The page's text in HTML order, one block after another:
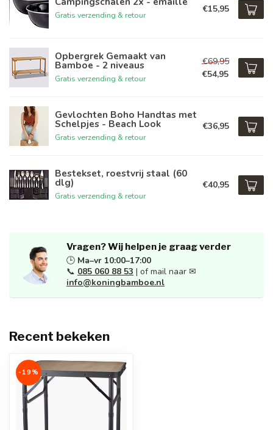
Gratis verzending & retour
€15,95
Opbergrek Gemaakt van
Bamboe - 2 niveaus
Gratis verzending & retour
€69,95
€54,95
Gevlochten Boho Handtas met
Schelpjes - Beach Look
Gratis verzending & retour
€36,95
Bestekset, roestvrij staal (60
dlg)
Gratis verzending & retour
€40,95
Vragen? Wij helpen je graag verder
🕒 Ma–vr 10:00–17:00
📞 085 060 88 53 | of mail naar ✉
info@koningbamboe.nl
Recent bekeken
-19%